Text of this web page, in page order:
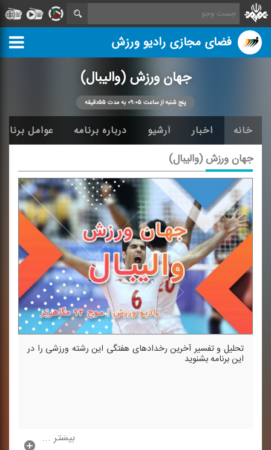
فضای مجازی رادیو ورزش
جهان ورزش (والیبال)
پنج شنبه از ساعت ۰۹:۰۵ به مدت ۵۵دقیقه
خانه اخبار آرشیو درباره برنامه عوامل برنامه
جهان ورزش (والیبال)
تحلیل و تفسیر آخرین رخدادهای هفتگی این رشته ورزشی را در
این برنامه بشنوید
بیشتر ...